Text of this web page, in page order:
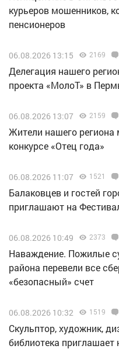
курьеров мошенников,
пенсионеров
06.08.2026 13:15 2169
Делегация нашего
проекта «МолоТ» в
06.08.2026 13:07 2159
Жители нашего региона
конкурсе «Отец года»
06.08.2026 11:07 1521
Балаковцев и гостей
приглашают на
06.08.2026 10:49 2373
Наваждение. Пожилые
района перевели все
«безопасный» счет
06.08.2026 10:32 1519
Скульптор, художник,
библиотека приглашает